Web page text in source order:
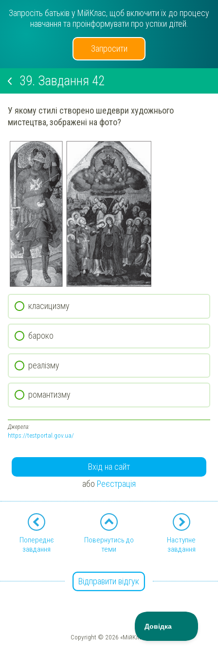
Запросіть батьків у МійКлас, щоб включити їх до процесу
навчання та проінформувати про успіхи дітей.
Запросити
39. Завдання 42
У якому стилі створено шедеври художнього
мистецтва, зображені на фото?
класицизму
бароко
реалізму
романтизму
Джерела:
https://testportal.gov.ua/
Вхід на сайт
або Реєстрація
Попереднє
завдання
Повернутись до
теми
Наступне
завдання
Відправити відгук
Copyright © 2026 «МійКлас»